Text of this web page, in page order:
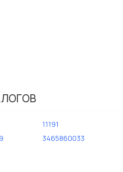
11191
3465860033